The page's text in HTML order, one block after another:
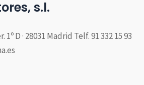
s.l.
D · 28031 Madrid Telf. 91 332 15 93